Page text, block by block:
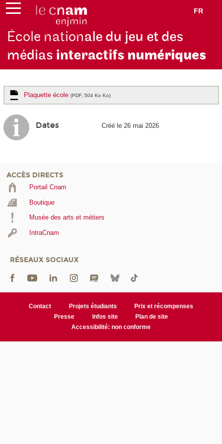
FR
École nationale du jeu et des
médias interactifs numériques
Plaquette école (PDF, 504 Ko Ko)
Dates Créé le 26 mai 2026
ACCÈS DIRECTS
Portail Cnam
Boutique
Musée des arts et métiers
IntraCnam
RÉSEAUX SOCIAUX
Contact Projets étudiants
Prix et récompenses
Presse
Infos site
Plan de site
Accessibilité: non conforme